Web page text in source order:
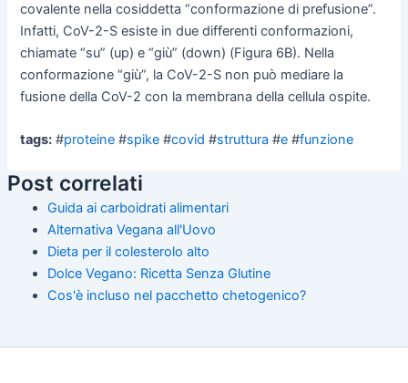
covalente nella cosiddetta “conformazione di prefusione”.
Infatti, CoV-2-S esiste in due differenti conformazioni,
chiamate “su” (up) e “giù” (down) (Figura 6B). Nella
conformazione “giù”, la CoV-2-S non può mediare la
fusione della CoV-2 con la membrana della cellula ospite.
tags: #proteine #spike #covid #struttura #e #funzione
Post correlati
Guida ai carboidrati alimentari
Alternativa Vegana all'Uovo
Dieta per il colesterolo alto
Dolce Vegano: Ricetta Senza Glutine
Cos'è incluso nel pacchetto chetogenico?